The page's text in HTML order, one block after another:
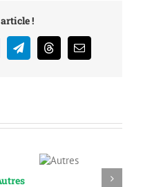
!
TelegramThreadsEmail